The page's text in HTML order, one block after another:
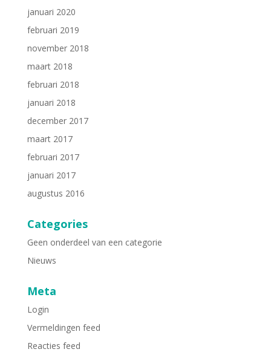
januari 2020
februari 2019
november 2018
maart 2018
februari 2018
januari 2018
december 2017
maart 2017
februari 2017
januari 2017
augustus 2016
Categories
Geen onderdeel van een categorie
Nieuws
Meta
Login
Vermeldingen feed
Reacties feed